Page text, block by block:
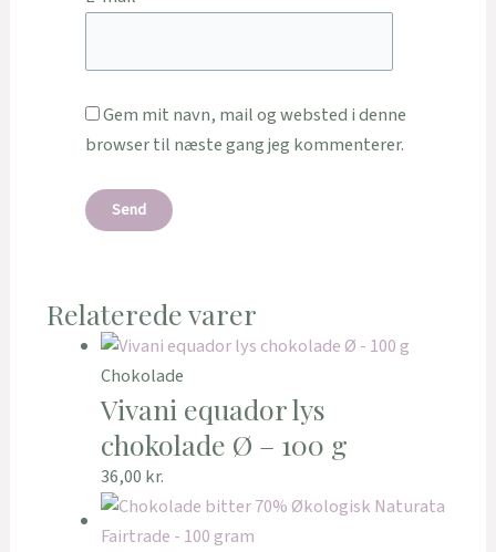
Gem mit navn, mail og websted i denne
browser til næste gang jeg kommenterer.
Relaterede varer
Chokolade
Vivani equador lys
chokolade Ø – 100 g
36,00 kr.